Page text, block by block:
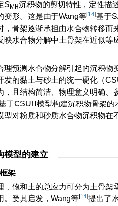
SMH沉积物的剪切特性，定性描
变形。这是由于Wang等[14]基于
，骨架逐渐承担由水合物转移
映水合物分解中土骨架在近似
理预测水合物分解引起的沉积
发的黏土与砂土的统一硬化（
，且结构简洁、物理意义明确
于CSUH模型构建沉积物骨架
型对粉质和砂质水合物沉积物
型的建立
架
，饱和土的总应力可分为土骨
。受其启发，Wang等[14]提出了